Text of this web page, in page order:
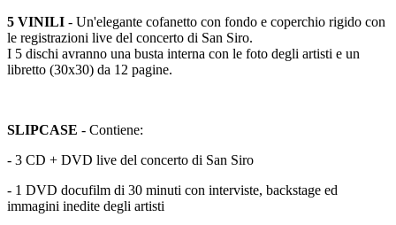
5 VINILI - Un'elegante cofanetto con fondo e coperchio rigido con
le registrazioni live del concerto di San Siro.
I 5 dischi avranno una busta interna con le foto degli artisti e un
libretto (30x30) da 12 pagine.
SLIPCASE - Contiene:
- 3 CD + DVD live del concerto di San Siro
- 1 DVD docufilm di 30 minuti con interviste, backstage ed
immagini inedite degli artisti